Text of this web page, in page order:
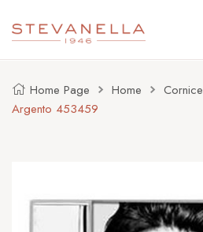
Home Page Home Cornice
Argento 453459